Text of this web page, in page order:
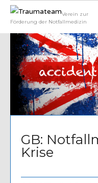
Verein zur
Förderung der Notfallmedizin
GB:
Krise